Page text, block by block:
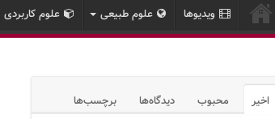
ویدیوها علوم طبیعی علوم کاربردی
اخیر محبوب دیدگاه‌ها برچسب‌ها